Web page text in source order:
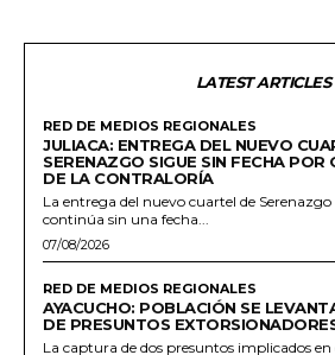
LATEST ARTICLES
RED DE MEDIOS REGIONALES
JULIACA: ENTREGA DEL NUEVO
SERENAZGO SIGUE SIN FECHA POR
DE LA CONTRALORÍA
La entrega del nuevo cuartel de
continúa sin una fecha...
07/08/2026
RED DE MEDIOS REGIONALES
AYACUCHO: POBLACIÓN SE
DE PRESUNTOS
La captura de dos presuntos implicados